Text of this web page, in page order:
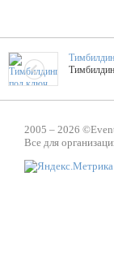
ТОПовые
2005 – 2026 ©
Все для